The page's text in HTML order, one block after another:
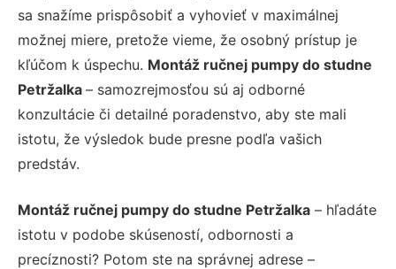
sa snažíme prispôsobiť a vyhovieť v maximálnej
možnej miere, pretože vieme, že osobný prístup je
kľúčom k úspechu. Montáž ručnej pumpy do studne
Petržalka – samozrejmosťou sú aj odborné
konzultácie či detailné poradenstvo, aby ste mali
istotu, že výsledok bude presne podľa vašich
predstáv.
Montáž ručnej pumpy do studne Petržalka – hľadáte
istotu v podobe skúseností, odbornosti a
precíznosti? Potom ste na správnej adrese –